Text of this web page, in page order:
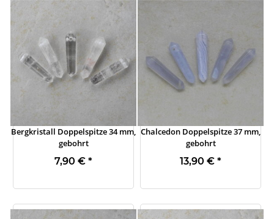
Bergkristall Doppelspitze 34 mm,
gebohrt
7,90 € *
Chalcedon Doppelspitze 37 mm,
gebohrt
13,90 € *